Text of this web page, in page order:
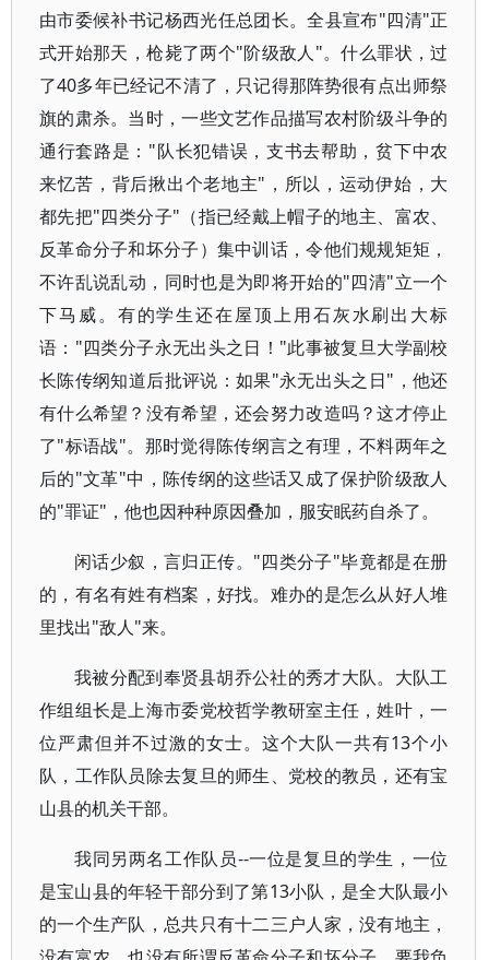
由市委候补书记杨西光任总团长。全县宣布"四清"正
式开始那天，枪毙了两个"阶级敌人"。什么罪状，过
了40多年已经记不清了，只记得那阵势很有点出师祭
旗的肃杀。当时，一些文艺作品描写农村阶级斗争的
通行套路是："队长犯错误，支书去帮助，贫下中农
来忆苦，背后揪出个老地主"，所以，运动伊始，大
都先把"四类分子"（指已经戴上帽子的地主、富农、
反革命分子和坏分子）集中训话，令他们规规矩矩，
不许乱说乱动，同时也是为即将开始的"四清"立一个
下马威。有的学生还在屋顶上用石灰水刷出大标
语："四类分子永无出头之日！"此事被复旦大学副校
长陈传纲知道后批评说：如果"永无出头之日"，他还
有什么希望？没有希望，还会努力改造吗？这才停止
了"标语战"。那时觉得陈传纲言之有理，不料两年之
后的"文革"中，陈传纲的这些话又成了保护阶级敌人
的"罪证"，他也因种种原因叠加，服安眠药自杀了。
闲话少叙，言归正传。"四类分子"毕竟都是在册
的，有名有姓有档案，好找。难办的是怎么从好人堆
里找出"敌人"来。
我被分配到奉贤县胡乔公社的秀才大队。大队工
作组组长是上海市委党校哲学教研室主任，姓叶，一
位严肃但并不过激的女士。这个大队一共有13个小
队，工作队员除去复旦的师生、党校的教员，还有宝
山县的机关干部。
我同另两名工作队员--一位是复旦的学生，一位
是宝山县的年轻干部分到了第13小队，是全大队最小
的一个生产队，总共只有十二三户人家，没有地主，